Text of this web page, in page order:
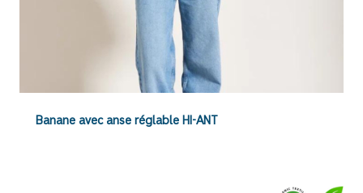
Banane avec anse réglable HI-ANT